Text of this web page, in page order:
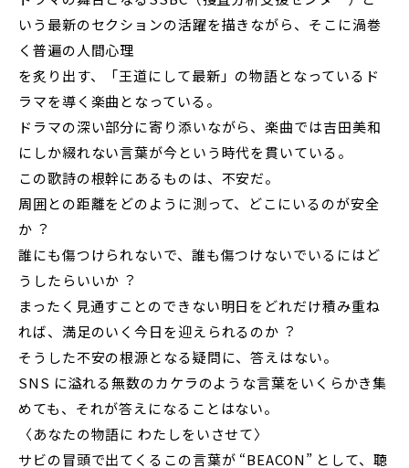
いう最新のセクションの活躍を描きながら、そこに渦巻
く普遍の⼈間⼼理
を炙り出す、「王道にして最新」の物語となっているド
ラマを導く楽曲となっている。
ドラマの深い部分に寄り添いながら、楽曲では吉⽥美和
にしか綴れない⾔葉が今という時代を貫いている。
この歌詩の根幹にあるものは、不安だ。
周囲との距離をどのように測って、どこにいるのが安全
か︖
誰にも傷つけられないで、誰も傷つけないでいるにはど
うしたらいいか︖
まったく⾒通すことのできない明⽇をどれだけ積み重ね
れば、満⾜のいく今⽇を迎えられるのか︖
そうした不安の根源となる疑問に、答えはない。
SNS に溢れる無数のカケラのような⾔葉をいくらかき集
めても、それが答えになることはない。
〈あなたの物語に わたしをいさせて〉
サビの冒頭で出てくるこの⾔葉が “BEACON” として、聴